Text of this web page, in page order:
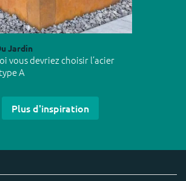
Jardin
vous devriez choisir l’acier
A
Plus d'inspiration